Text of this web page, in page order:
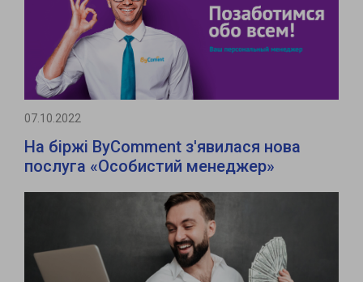
07.10.2022
На біржі ByComment з'явилася нова
послуга «Особистий менеджер»